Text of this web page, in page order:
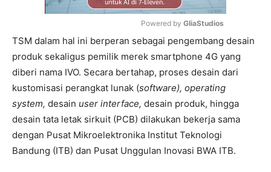
Mute
Powered by GliaStudios
TSM dalam hal ini berperan sebagai pengembang desain
produk sekaligus pemilik merek smartphone 4G yang
diberi nama IVO. Secara bertahap, proses desain dari
kustomisasi perangkat lunak (software), operating
system, desain user interface, desain produk, hingga
desain tata letak sirkuit (PCB) dilakukan bekerja sama
dengan Pusat Mikroelektronika Institut Teknologi
Bandung (ITB) dan Pusat Unggulan Inovasi BWA ITB.